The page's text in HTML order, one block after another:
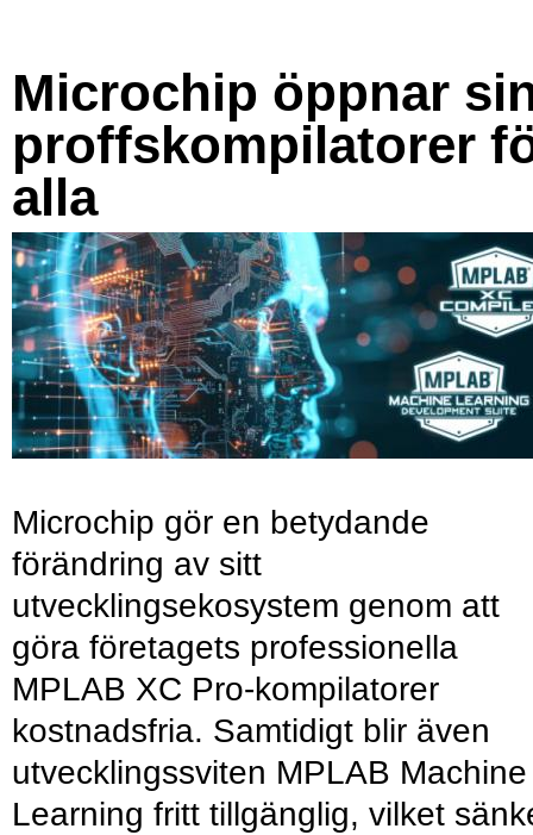
Microchip öppnar
proffskompilatorer
alla
Microchip gör en betydande
förändring av sitt
utvecklingsekosystem genom att
göra företagets professionella
MPLAB XC Pro-kompilatorer
kostnadsfria. Samtidigt blir även
utvecklingssviten MPLAB Machine
Learning fritt tillgänglig, vilket